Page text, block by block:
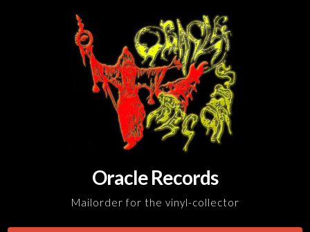
Oracle Records
Mailorder for the vinyl-collector